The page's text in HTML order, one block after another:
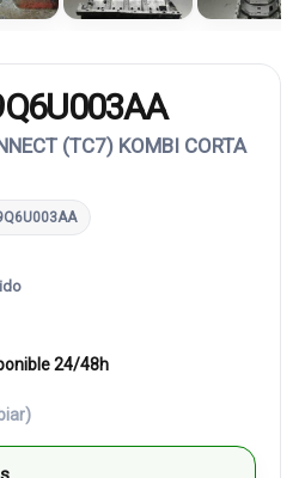
(TC7) KOMBI CORTA
24/48h